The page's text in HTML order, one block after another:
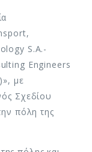
S.A.-
Engineers
με
Σχεδίου
πόλη της